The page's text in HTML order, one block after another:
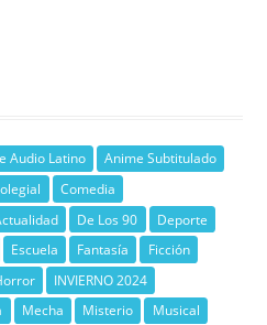
Audio Latino
Anime Subtitulado
Comedia
De Los 90
Deporte
Escuela Fantasía
Ficción
INVIERNO 2024
Mecha Misterio
Musical